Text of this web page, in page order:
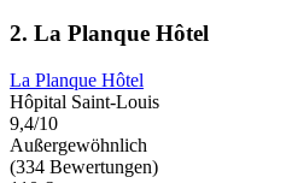
2. La Planque Hôtel
La Planque Hôtel
Hôpital Saint-Louis
9,4/10
Außergewöhnlich
(334 Bewertungen)